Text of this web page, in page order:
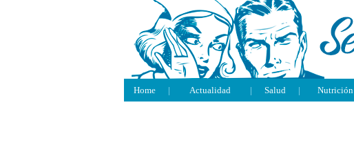
Home | Actualidad | Salud | Nutrición